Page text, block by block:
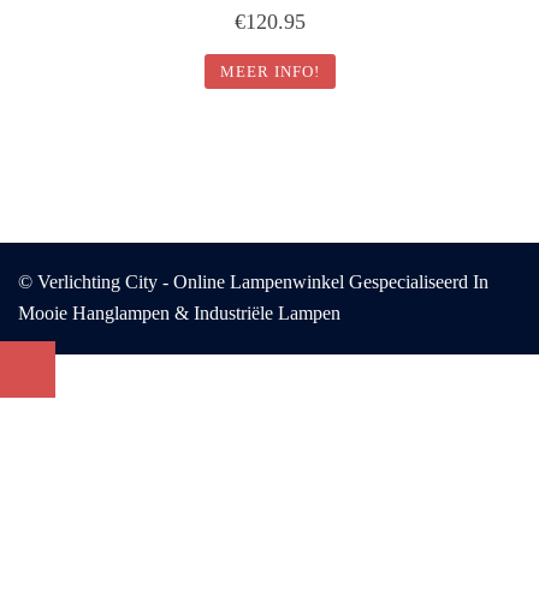
€120.95
MEER INFO!
© Verlichting City - Online Lampenwinkel Gespecialiseerd In
Mooie Hanglampen & Industriële Lampen